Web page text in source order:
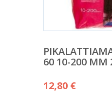
60 10-200 MM
12,80 €